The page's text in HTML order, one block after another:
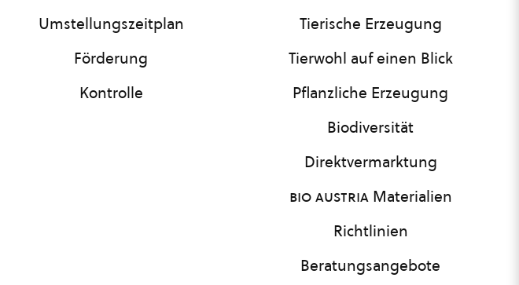
Umstellungszeitplan
Förderung
Kontrolle
Tierische Erzeugung
Tierwohl auf einen Blick
Pflanzliche Erzeugung
Biodiversität
Direktvermarktung
bio austriaMaterialien
Richtlinien
Beratungsangebote